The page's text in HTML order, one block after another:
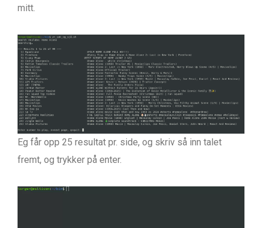
mitt.
Eg får opp 25 resultat pr. side, og skriv så inn talet
fremt, og trykker på enter.